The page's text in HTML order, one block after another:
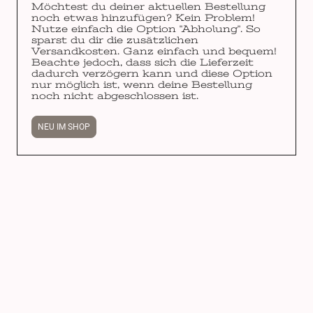
Möchtest du deiner aktuellen Bestellung
noch etwas hinzufügen? Kein Problem!
Nutze einfach die Option "Abholung". So
sparst du dir die zusätzlichen
Versandkosten. Ganz einfach und bequem!
Beachte jedoch, dass sich die Lieferzeit
dadurch verzögern kann und diese Option
nur möglich ist, wenn deine Bestellung
noch nicht abgeschlossen ist.
NEU IM SHOP